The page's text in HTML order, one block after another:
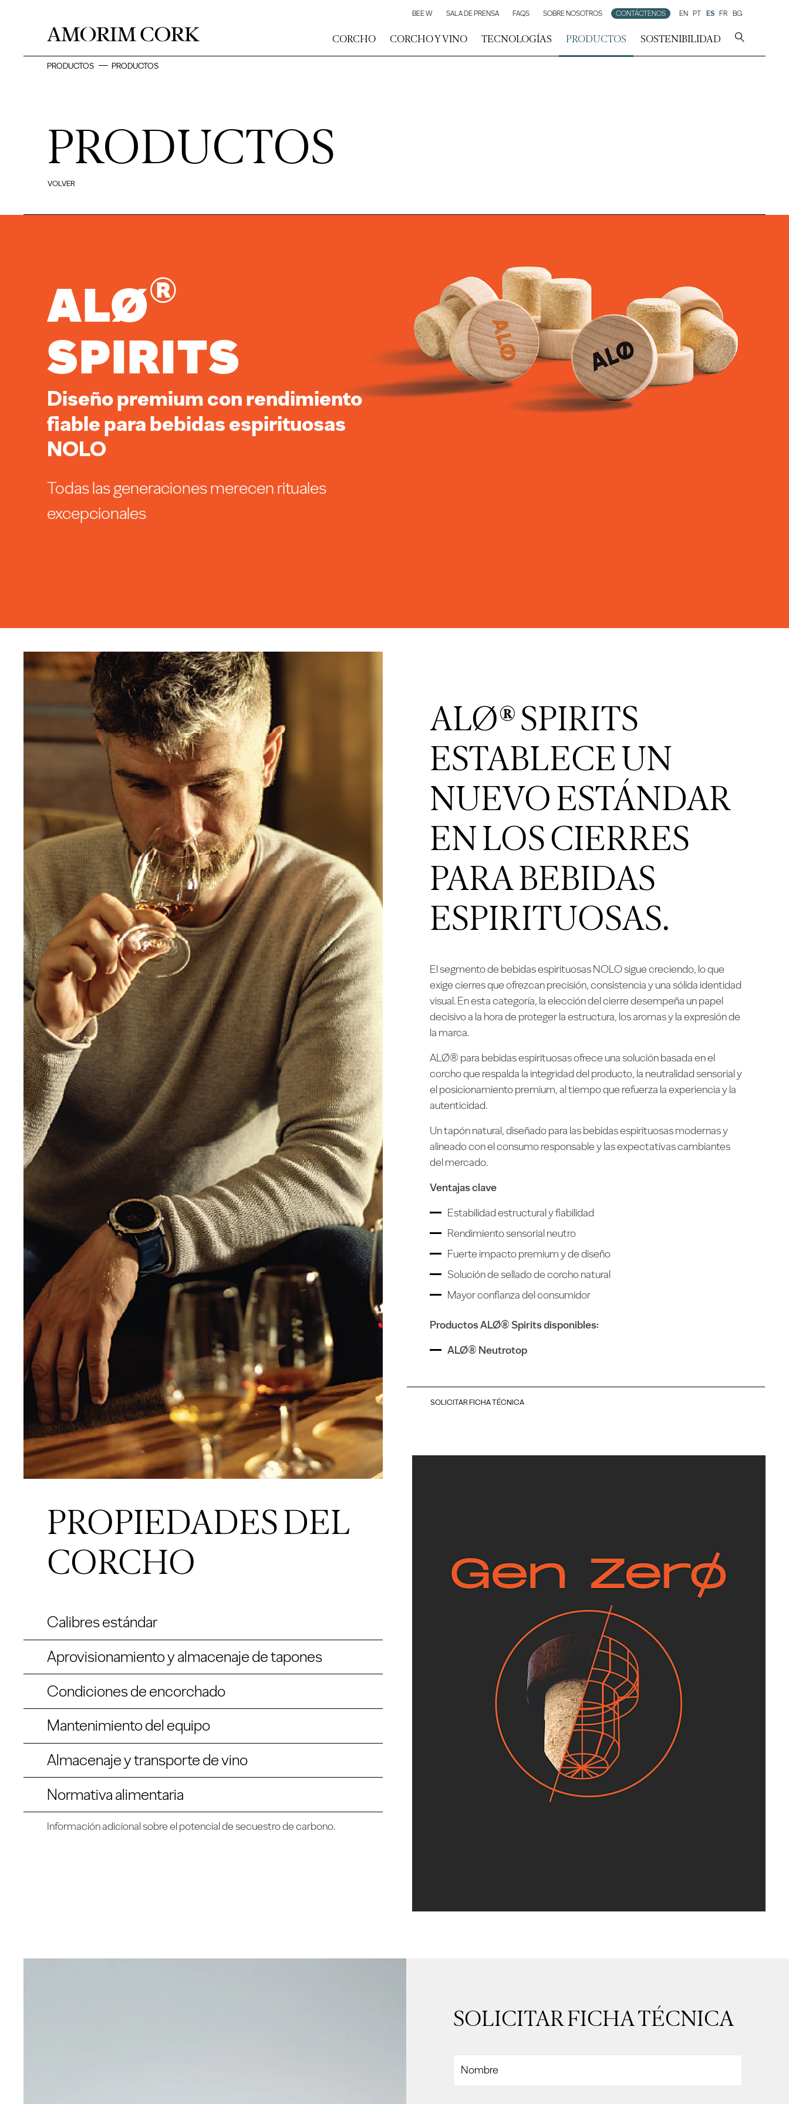
CORCHO CORCHO Y VINO TECNOLOGÍAS PRODUCTOS SOSTENIBILIDAD
BEE W SALA DE PRENSA FAQS SOBRE NOSOTROS CONTÁCTENOS EN PT ES FR BG
PRODUCTOS PRODUCTOS
PRODUCTOS
VOLVER
ALØ®
Spirits
Diseño premium con rendimiento
fiable para bebidas espirituosas
NOLO
Todas las generaciones merecen rituales
excepcionales
ALØ® SPIRITS
ESTABLECE UN
NUEVO ESTÁNDAR
EN LOS CIERRES
PARA BEBIDAS
ESPIRITUOSAS.
El segmento de bebidas espirituosas NOLO sigue creciendo, lo que
exige cierres que ofrezcan precisión, consistencia y una sólida identidad
visual. En esta categoría, la elección del cierre desempeña un papel
decisivo a la hora de proteger la estructura, los aromas y la expresión de
la marca.
ALØ® para bebidas espirituosas ofrece una solución basada en el
corcho que respalda la integridad del producto, la neutralidad sensorial y
el posicionamiento premium, al tiempo que refuerza la experiencia y la
autenticidad.
Un tapón natural, diseñado para las bebidas espirituosas modernas y
alineado con el consumo responsable y las expectativas cambiantes
del mercado.
Ventajas clave
Estabilidad estructural y fiabilidad
Rendimiento sensorial neutro
Fuerte impacto premium y de diseño
Solución de sellado de corcho natural
Mayor confianza del consumidor
Productos ALØ® Spirits disponibles:
ALØ® Neutrotop
SOLICITAR FICHA TÉCNICA
PROPIEDADES DEL
CORCHO
Calibres estándar
Aprovisionamiento y almacenaje de tapones
Condiciones de encorchado
Mantenimiento del equipo
Almacenaje y transporte de vino
Normativa alimentaria
Información adicional sobre el potencial de secuestro de carbono.
SOLICITAR FICHA TÉCNICA